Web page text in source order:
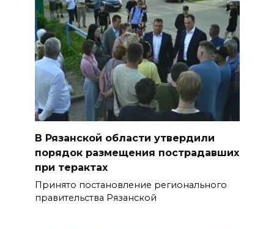
В Рязанской области утвердили
порядок размещения пострадавших
при терактах
Принято постановление регионального
правительства Рязанской